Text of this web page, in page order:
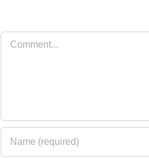
Comment